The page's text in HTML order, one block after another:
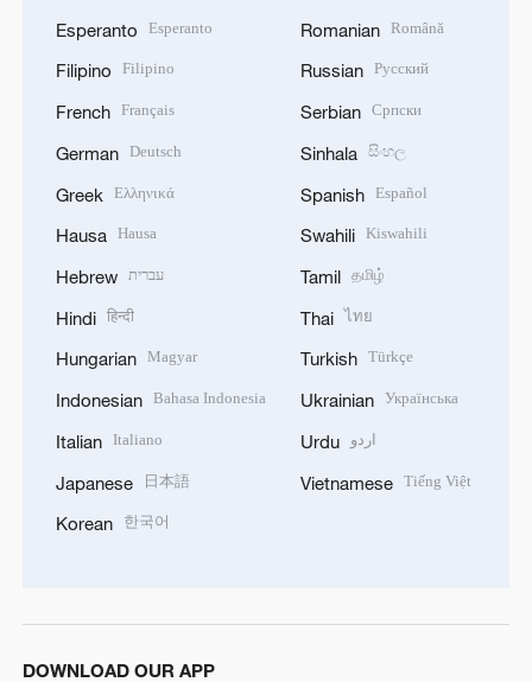
Esperanto Esperanto
Filipino Filipino
French Français
German Deutsch
Greek Ελληνικά
Hausa Hausa
Hebrew עברית
Hindi हिन्दी
Hungarian Magyar
Indonesian Bahasa Indonesia
Italian Italiano
Japanese 日本語
Korean 한국어
Romanian Română
Russian Русский
Serbian Српски
Sinhala සිංහල
Spanish Español
Swahili Kiswahili
Tamil தமிழ்
Thai ไทย
Turkish Türkçe
Ukrainian Українська
Urdu اردو
Vietnamese Tiếng Việt
DOWNLOAD OUR APP